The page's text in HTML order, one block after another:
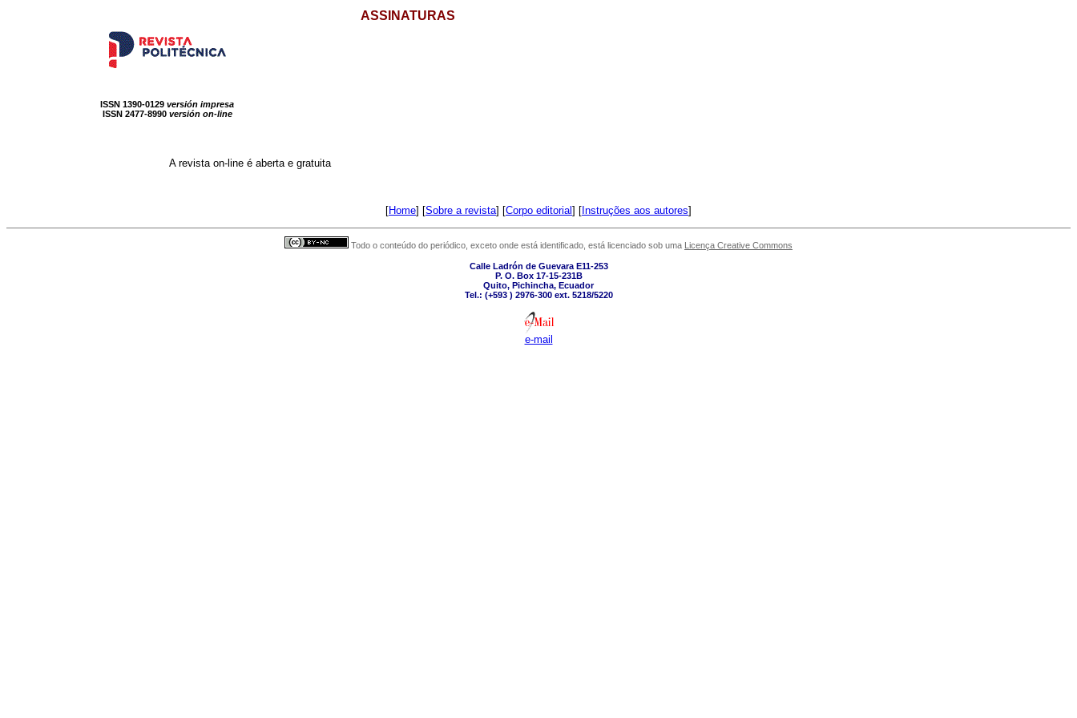
ISSN 1390-0129 versión impresa
ISSN 2477-8990versión on-line
ASSINATURAS
A revista on-line é aberta e gratuita
[Home] [Sobre a revista] [Corpo editorial] [ Instruções aos autores]
Todo o conteúdo do periódico, exceto onde está identificado, está licenciado sob uma Licença Creative Commons
Calle Ladrón de Guevara E11-253
P. O. Box 17-15-231B
Quito, Pichincha, Ecuador
Tel.: (+593 ) 2976-300 ext. 5218/5220
e-mail